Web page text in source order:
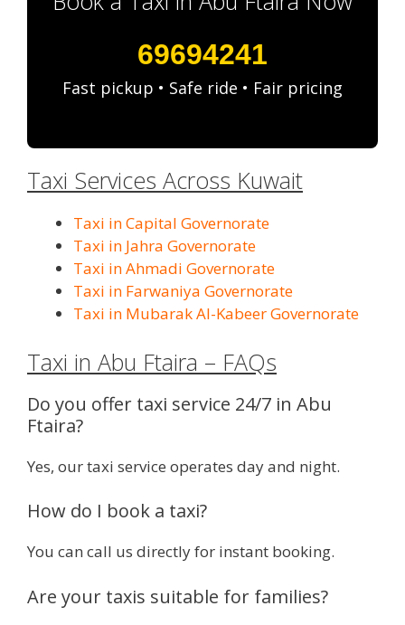
69694241
Fast pickup • Safe ride • Fair pricing
Taxi Services Across Kuwait
Taxi in Capital Governorate
Taxi in Jahra Governorate
Taxi in Ahmadi Governorate
Taxi in Farwaniya Governorate
Taxi in Mubarak Al-Kabeer Governorate
Taxi in Abu Ftaira – FAQs
Do you offer taxi service 24/7 in Abu
Ftaira?
Yes, our taxi service operates day and night.
How do I book a taxi?
You can call us directly for instant booking.
Are your taxis suitable for families?